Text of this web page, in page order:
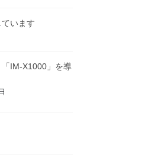
います
IM-X1000」を導